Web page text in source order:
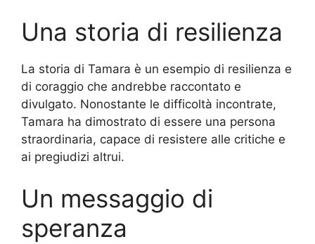
Una storia di resilienza
La storia di Tamara è un esempio di resilienza e
di coraggio che andrebbe raccontato e
divulgato. Nonostante le difficoltà incontrate,
Tamara ha dimostrato di essere una persona
straordinaria, capace di resistere alle critiche e
ai pregiudizi altrui.
Un messaggio di
speranza